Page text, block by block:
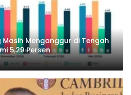
Masih Menganggur di Tengah
5,29 Persen